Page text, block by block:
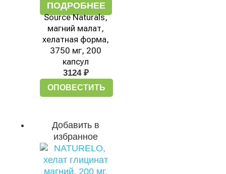
ПОДРОБНЕЕ
Source Naturals,
магний малат,
хелатная форма,
3750 мг, 200
капсул
3124 ₽
ОПОВЕСТИТЬ
Добавить в
избранное